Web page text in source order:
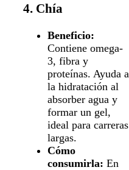
4. Chía
Beneficio:
Contiene omega-
3, fibra y
proteínas. Ayuda a
la hidratación al
absorber agua y
formar un gel,
ideal para carreras
largas.
Cómo
consumirla: En